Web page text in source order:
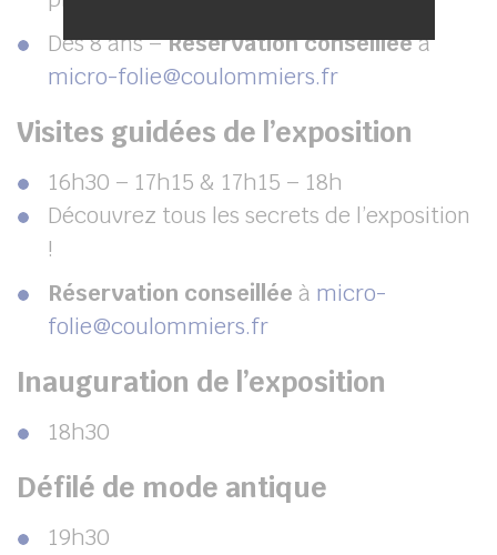
Dès 8 ans –Réservation conseilléeà
micro-folie@coulommiers.fr
Visites guidées de l’exposition
16h30 – 17h15 & 17h15 – 18h
Découvrez tous les secrets de l’exposition
!
Réservation conseillée à micro-
folie@coulommiers.fr
Inauguration de l’exposition
18h30
Défilé de mode antique
19h30